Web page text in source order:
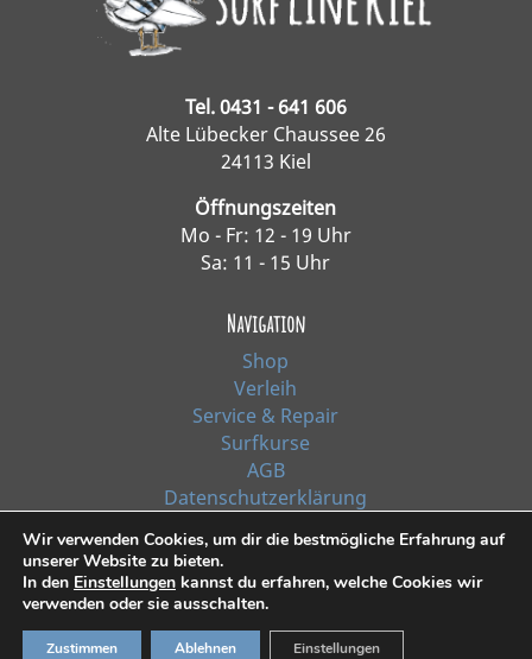
Tel. 0431 - 641 606
Alte Lübecker Chaussee 26
24113 Kiel
Öffnungszeiten
Mo - Fr: 12 - 19 Uhr
Sa: 11 - 15 Uhr
Navigation
Shop
Verleih
Service & Repair
Surfkurse
AGB
Datenschutzerklärung
*Alle Preise inkl. Ust. zzgl. Versandkosten
© 2021, Surf Line GmbH Kiel | Design:
Wir verwenden Cookies, um dir die bestmögliche Erfahrung auf
unserer Website zu bieten.
In den Einstellungen kannst du erfahren, welche Cookies wir
verwenden oder sie ausschalten.
Zustimmen Ablehnen Einstellungen